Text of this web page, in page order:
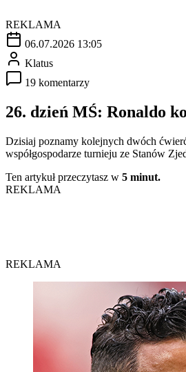
REKLAMA
06.07.2026 13:05
Klatus
19 komentarzy
26. dzień MŚ: Ronaldo
Dzisiaj poznamy kolejnych dwóch
współgospodarze turnieju ze Stanów
Ten artykuł przeczytasz w 5 minut.
REKLAMA
REKLAMA